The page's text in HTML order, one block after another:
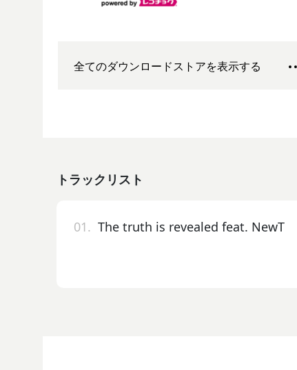
全てのダウンロードストアを表示する
トラックリスト
01. The truth is revealed feat. NewT